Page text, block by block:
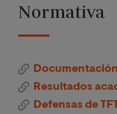
Normativa
Resultados
Defensas de